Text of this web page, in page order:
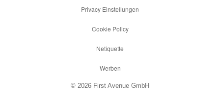
Privacy Einstellungen
Cookie Policy
Netiquette
Werben
© 2026 First Avenue GmbH